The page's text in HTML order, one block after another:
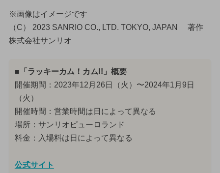
※画像はイメージです
（C） 2023 SANRIO CO., LTD. TOKYO, JAPAN 著作
株式会社サンリオ
■「ラッキーカム！カム!!」概要
開催期間：2023年12月26日（火）〜2024年1月9日
（火）
開催時間：営業時間は日によって異なる
場所：サンリオピューロランド
料金：入場料は日によって異なる
公式サイト